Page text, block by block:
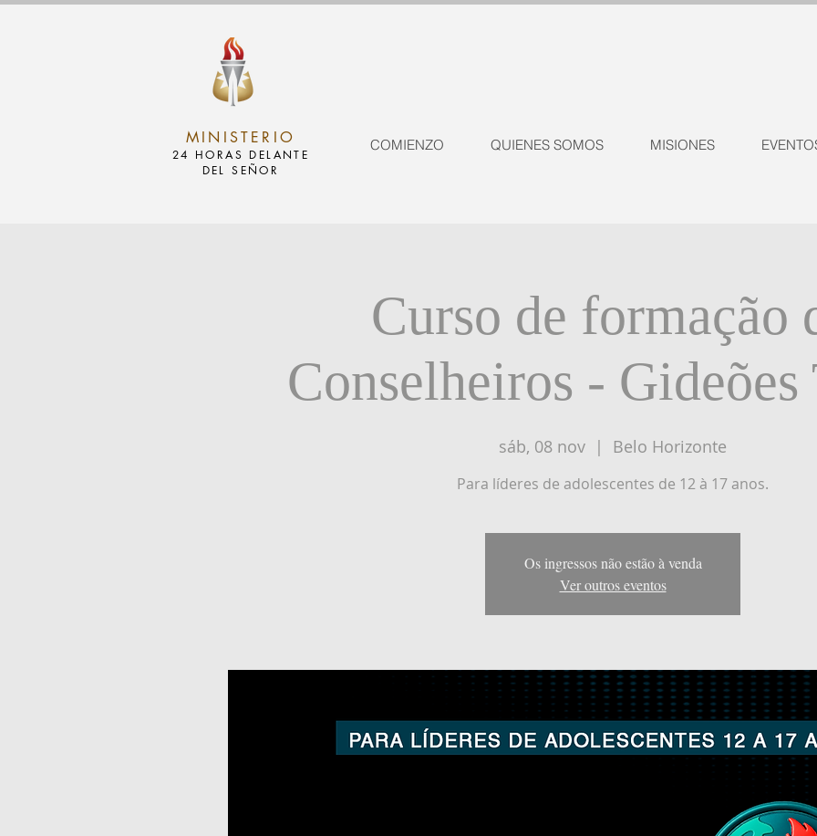
MINISTERIO
24 HORAS DELANTE
DEL SEÑOR
COMIENZO QUIENES SOMOS MISIONES
Curso de formação
Conselheiros - Gideões
sáb, 08 nov
  |
Belo Horizonte
Para líderes de adolescentes de 12 à 17 anos.
Os ingressos não estão à venda
Ver outros eventos